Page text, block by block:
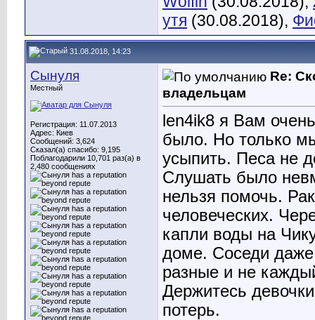
утя (30.08.2018),
31.08.2018, 14:23
Сынуля
Местный
Регистрация: 11.07.2013
Адрес: Киев
Сообщений: 3,624
Сказал(а) спасибо: 9,195
Поблагодарили 10,701 раз(а) в
2,480 сообщениях
Re:
владельцам
len4ik8 я Вам
было. Но только
усыпить. Песа не
Слушать было
нельзя помочь.
человеческих.
капли воды на
доме. Соседи даже
разные и не
Держитесь
потерь.